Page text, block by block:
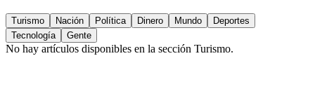
Turismo Nación Política Dinero Mundo
Deportes
Tecnología
Gente
No hay artículos disponibles en la sección Turismo.